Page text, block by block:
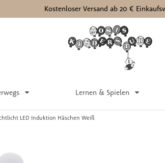
Kostenloser Versand ab 20 €
Lernen & Spielen
LED Induktion Häschen Weiß